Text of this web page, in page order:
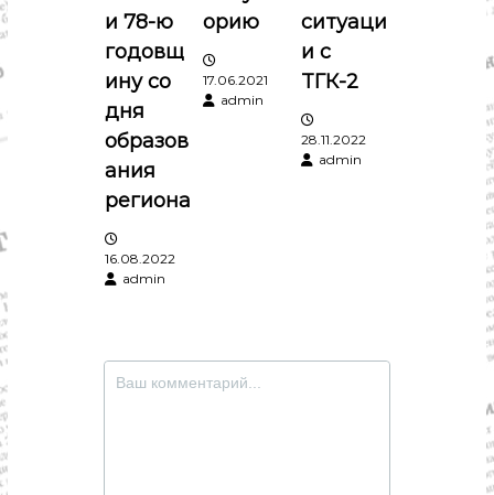
и
с
я
м
и 78-ю
годовщ
ину со
дня
образов
ания
региона
16.08.2022
admin
орию
17.06.2021
admin
ситуаци
и с
ТГК-2
28.11.2022
admin